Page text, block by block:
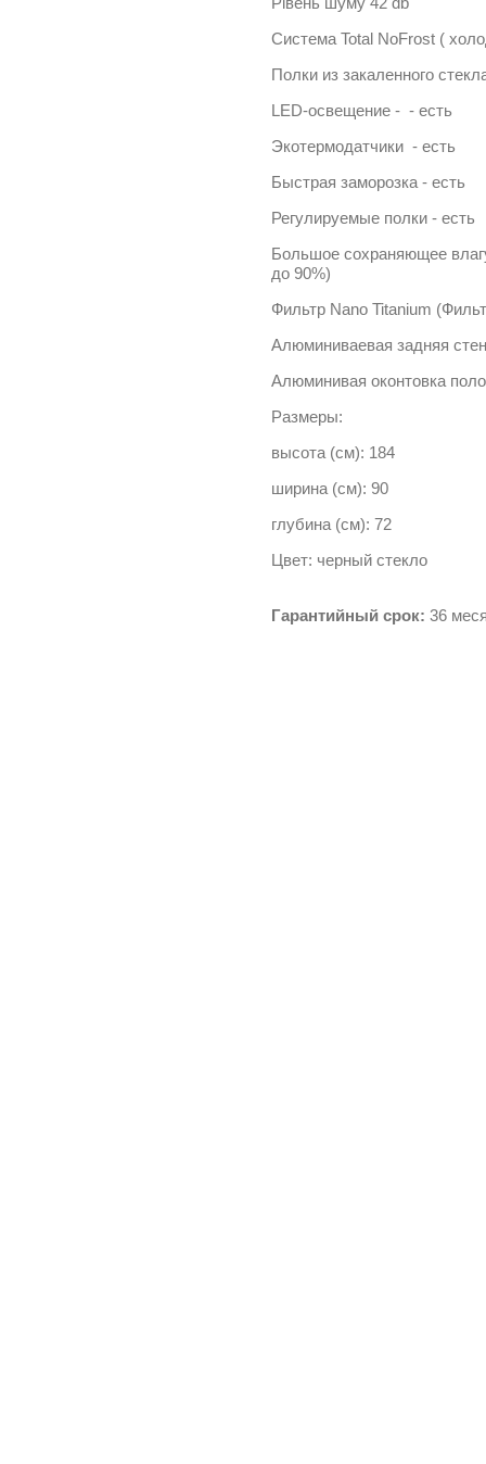
Система Total NoFrost (
Полки из закаленного
LED-освещение - - есть
Экотермодатчики - есть
Быстрая заморозка - есть
Регулируемые полки - есть
Большое сохраняющее
до 90%)
Фильтр Nano Titanium
Алюминиваевая задняя
Алюминивая оконтовка
Размеры:
высота (см): 184
ширина (см): 90
глубина (см): 72
Цвет: черный стекло
Гарантийный срок: 36